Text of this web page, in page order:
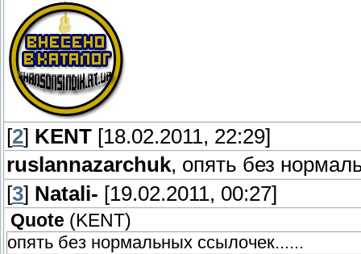
[2] KENT [18.02.2011, 22:29]
ruslannazarchuk, опять без
[3] Natali- [19.02.2011, 00:27]
Quote ( KENT)
опять без нормальных ссылочек......